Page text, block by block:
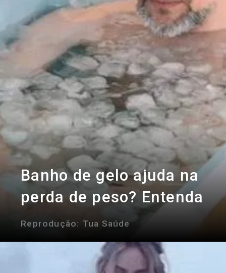
Banho de gelo ajuda na
perda de peso? Entenda
Reprodução: Tua Saúde